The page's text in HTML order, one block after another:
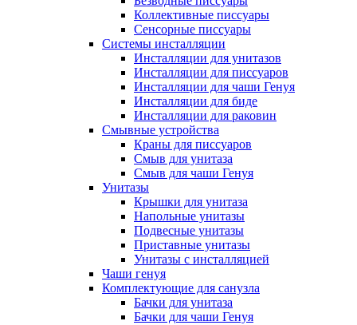
Коллективные писсуары
Сенсорные писсуары
Системы инсталляции
Инсталляции для унитазов
Инсталляции для писсуаров
Инсталляции для чаши Генуя
Инсталляции для биде
Инсталляции для раковин
Смывные устройства
Краны для писсуаров
Смыв для унитаза
Смыв для чаши Генуя
Унитазы
Крышки для унитаза
Напольные унитазы
Подвесные унитазы
Приставные унитазы
Унитазы с инсталляцией
Чаши генуя
Комплектующие для санузла
Бачки для унитаза
Бачки для чаши Генуя